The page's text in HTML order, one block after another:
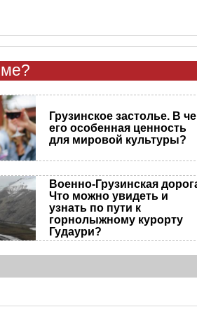
Грузинское застолье. В
его особенная ценность
для мировой культуры?
Военно-Грузинская
Что можно увидеть и
узнать по пути к
горнолыжному курорту
Гудаури?